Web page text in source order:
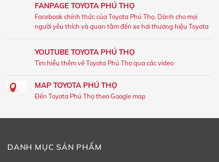
FANPAGE TOYOTA PHÚ THỌ
Facebook chính thức của Toyota Phú Thọ. Dành cho mọi
người yêu thích và quan tâm đến xe hơi thương hiệu Toyota
YOUTUBE TOYOTA PHÚ THỌ
Tìm hiểu thêm về Toyota Phú Thọ qua các video
MAP TOYOTA PHÚ THỌ
Đến Toyota Phú Thọ theo Google map
DANH MỤC SẢN PHẨM